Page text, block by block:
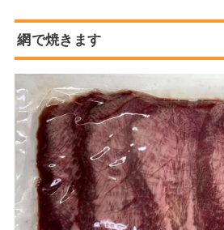
網で焼きます